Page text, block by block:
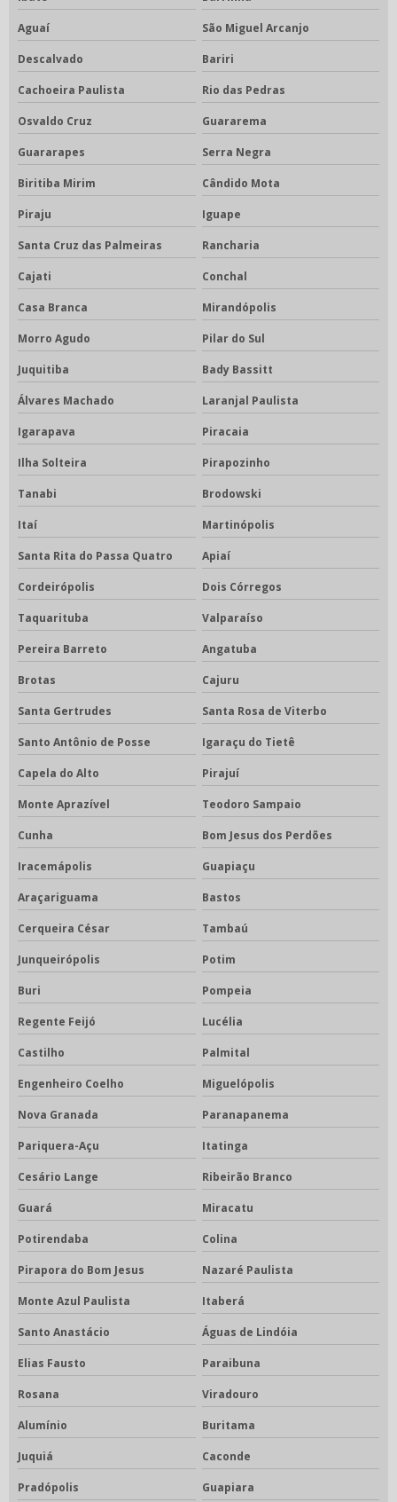
Aguaí São Miguel Arcanjo
Descalvado Bariri
Cachoeira Paulista Rio das Pedras
Osvaldo Cruz Guararema
Guararapes Serra Negra
Biritiba Mirim Cândido Mota
Piraju Iguape
Santa Cruz das Palmeiras Rancharia
Cajati Conchal
Casa Branca Mirandópolis
Morro Agudo Pilar do Sul
Juquitiba Bady Bassitt
Álvares Machado Laranjal Paulista
Igarapava Piracaia
Ilha Solteira Pirapozinho
Tanabi Brodowski
Itaí Martinópolis
Santa Rita do Passa Quatro Apiaí
Cordeirópolis Dois Córregos
Taquarituba Valparaíso
Pereira Barreto Angatuba
Brotas Cajuru
Santa Gertrudes Santa Rosa de Viterbo
Santo Antônio de Posse Igaraçu do Tietê
Capela do Alto Pirajuí
Monte Aprazível Teodoro Sampaio
Cunha Bom Jesus dos Perdões
Iracemápolis Guapiaçu
Araçariguama Bastos
Cerqueira César Tambaú
Junqueirópolis Potim
Buri Pompeia
Regente Feijó Lucélia
Castilho Palmital
Engenheiro Coelho Miguelópolis
Nova Granada Paranapanema
Pariquera-Açu Itatinga
Cesário Lange Ribeirão Branco
Guará Miracatu
Potirendaba Colina
Pirapora do Bom Jesus Nazaré Paulista
Monte Azul Paulista Itaberá
Santo Anastácio Águas de Lindóia
Elias Fausto Paraibuna
Rosana Viradouro
Alumínio Buritama
Juquiá Caconde
Pradópolis Guapiara